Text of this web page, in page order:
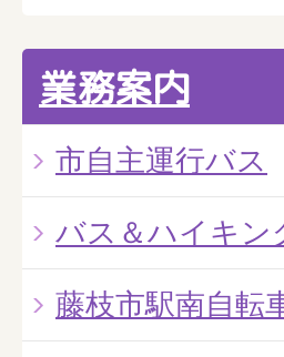
業務案内
市自主運行バス
バス＆ハイキン
藤枝市駅南自転